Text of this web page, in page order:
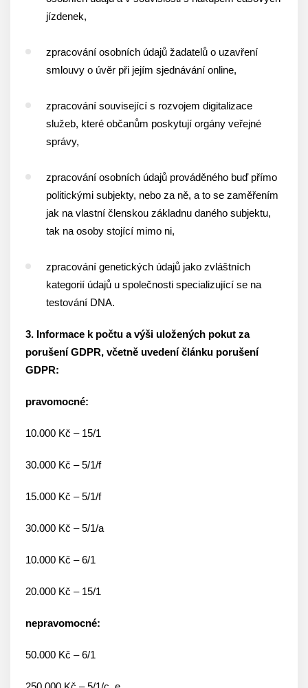
jízdenek,
zpracování osobních údajů žadatelů o uzavření
smlouvy o úvěr při jejím sjednávání online,
zpracování související s rozvojem digitalizace
služeb, které občanům poskytují orgány veřejné
správy,
zpracování osobních údajů prováděného buď přímo
politickými subjekty, nebo za ně, a to se zaměřením
jak na vlastní členskou základnu daného subjektu,
tak na osoby stojící mimo ni,
zpracování genetických údajů jako zvláštních
kategorií údajů u společnosti specializující se na
testování DNA.
3. Informace k počtu a výši uložených pokut za
porušení GDPR, včetně uvedení článku porušení
GDPR:
pravomocné:
10.000 Kč – 15/1
30.000 Kč – 5/1/f
15.000 Kč – 5/1/f
30.000 Kč – 5/1/a
10.000 Kč – 6/1
20.000 Kč – 15/1
nepravomocné:
50.000 Kč – 6/1